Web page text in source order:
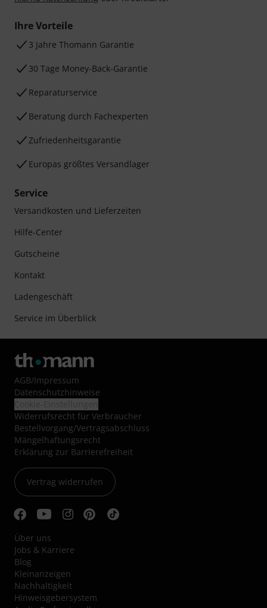
Ihre Vorteile
3 Jahre Thomann Garantie
30 Tage Money-Back-Garantie
Reparaturservice
Beratung durch Fachexperten
Zufriedenheitsgarantie
Europas größtes Versandlager
Service
Versandkosten und Lieferzeiten
Hilfe-Center
Gutscheine
Kontakt
Ladengeschäft
Service im Überblick
AGB/Impressum
Datenschutzhinweise
Widerrufsrecht für Verbraucher
Bestellvorgang/Vertragsabschluss
Mängelhaftungsrecht
Erklärung zur Barrierefreiheit
Vertrag widerrufen
Über uns
Jobs & Karriere
Blog
Kleinanzeigen
Nachhaltigkeit
Hinweisgebersystem